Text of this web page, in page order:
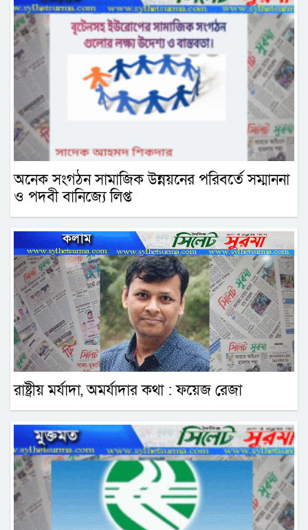
অনেক সংগঠন সামাজিক উন্নয়নের পরিবর্তে সম্মাননা
ও পদবী বানিজ্যে লিপ্ত
রাষ্ট্রীয় মর্যাদা, অমর্যাদার কথা : ফয়েজ রেজা